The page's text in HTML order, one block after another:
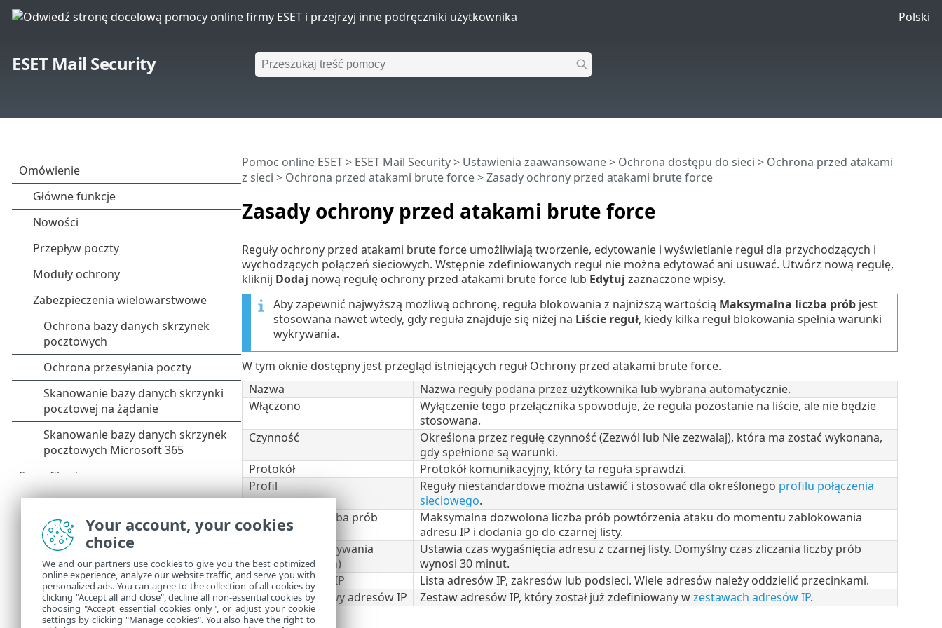
Polski
ESET Mail Security
Zasady ochrony przed atakami brute force
Pomoc online ESET> ESET Mail Security> Ustawienia zaawansowane> Ochrona dostępu do sieci > Ochrona przed atakami
z sieci > Ochrona przed atakami brute force> Zasady ochrony przed atakami brute force
Reguły ochrony przed atakami brute force umożliwiają tworzenie, edytowanie i wyświetlanie reguł dla przychodzących i
wychodzących połączeń sieciowych. Wstępnie zdefiniowanych reguł nie można edytować ani usuwać. Utwórz nową regułę,
kliknij Dodaj nową regułę ochrony przed atakami brute force lub Edytuj zaznaczone wpisy.
Aby zapewnić najwyższą możliwą ochronę, reguła blokowania z najniższą wartością Maksymalna liczba próbjest
stosowana nawet wtedy, gdy reguła znajduje się niżej na Liście reguł, kiedy kilka reguł blokowania spełnia warunki
wykrywania.
W tym oknie dostępny jest przegląd istniejących reguł Ochrony przed atakami brute force.
Nazwa
Nazwa reguły podana przez użytkownika lub wybrana automatycznie.
Włączono
Wyłączenie tego przełącznika spowoduje, że reguła pozostanie na liście, ale nie będzie
stosowana.
Czynność
Określona przez regułę czynność (Zezwól lub Nie zezwalaj), która ma zostać wykonana,
gdy spełnione są warunki.
Protokół
Protokół komunikacyjny, który ta reguła sprawdzi.
Profil
Reguły niestandardowe można ustawić i stosować dla określonego profilu połączenia
sieciowego.
Maksymalna liczba prób
Maksymalna dozwolona liczba prób powtórzenia ataku do momentu zablokowania
adresu IP i dodania go do czarnej listy.
Okres przechowywania
czarnej listy (min)
Ustawia czas wygaśnięcia adresu z czarnej listy. Domyślny czas zliczania liczby prób
wynosi 30 minut.
Źródłowy adres IP
Lista adresów IP, zakresów lub podsieci. Wiele adresów należy oddzielić przecinkami.
Źródłowe zestawy adresów IP
Zestaw adresów IP, który został już zdefiniowany wzestawach adresów IP.
Your account, your cookies
choice
We and our partners use cookies to give you the best optimized
online experience, analyze our website traffic, and serve you with
personalized ads. You can agree to the collection of all cookies by
clicking "Accept all and close", decline all non-essential cookies by
choosing "Accept essential cookies only", or adjust your cookie
settings by clicking "Manage cookies". You also have the right to